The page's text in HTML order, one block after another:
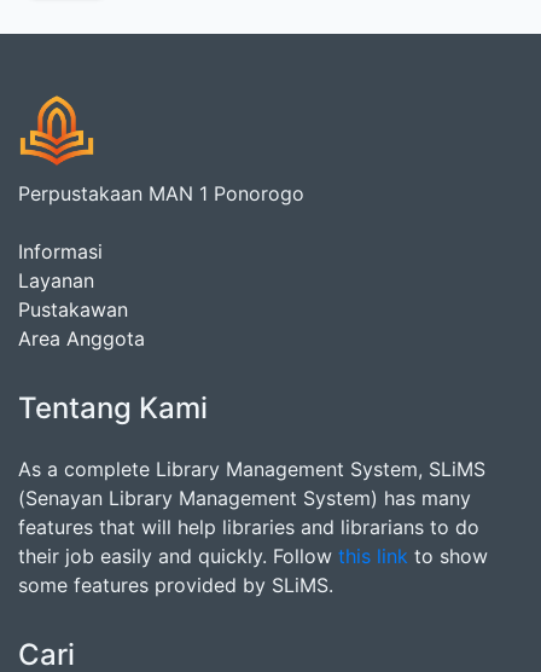
Perpustakaan MAN 1 Ponorogo
Informasi
Layanan
Pustakawan
Area Anggota
Tentang Kami
As a complete Library Management System, SLiMS
(Senayan Library Management System) has many
features that will help libraries and librarians to do
their job easily and quickly. Follow this link to show
some features provided by SLiMS.
Cari